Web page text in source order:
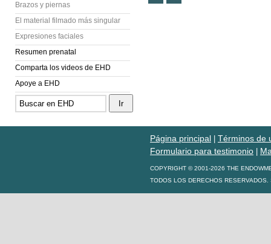
Brazos y piernas
El material filmado más singular
Expresiones faciales
Resumen prenatal
Comparta los videos de EHD
Apoye a EHD
Página principal
Términos de
Formulario para testimonio
COPYRIGHT © 2001-2026 THE
TODOS LOS DERECHOS